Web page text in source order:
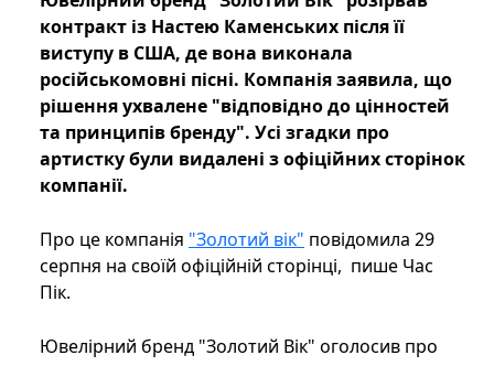
контракт із Настею Каменських після її
виступу в США, де вона виконала
російськомовні пісні. Компанія заявила, що
рішення ухвалене "відповідно до цінностей
та принципів бренду". Усі згадки про
артистку були видалені з офіційних сторінок
компанії.
Про це компанія "Золотий вік" повідомила 29
серпня на своїй офіційній сторінці, пише Час
Пік.
Ювелірний бренд "Золотий Вік" оголосив про